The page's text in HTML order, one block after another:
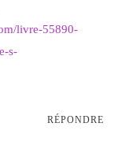
livre-55890-
s-
RÉPONDRE